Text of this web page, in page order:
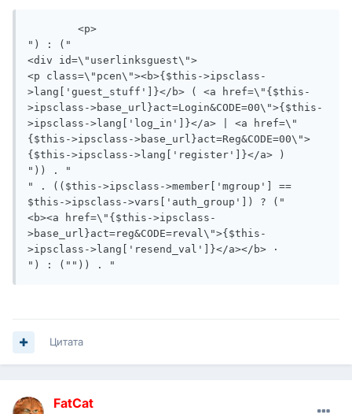
") : ("
<div id=\"userlinksguest\">
<p class=\"pcen\"><b>{$this->ipsclass-
>lang['guest_stuff']}</b> ( <a href=\"{$this-
>ipsclass->base_url}act=Login&CODE=00\">{$this-
>ipsclass->lang['log_in']}</a> | <a href=\"
{$this->ipsclass->base_url}act=Reg&CODE=00\">
{$this->ipsclass->lang['register']}</a> )
")) . "
" . (($this->ipsclass->member['mgroup'] ==
$this->ipsclass->vars['auth_group']) ? ("
<b><a href=\"{$this->ipsclass-
>base_url}act=reg&CODE=reval\">{$this-
>ipsclass->lang['resend_val']}</a></b> ·
") : ("")) . "
Цитата
FatCat